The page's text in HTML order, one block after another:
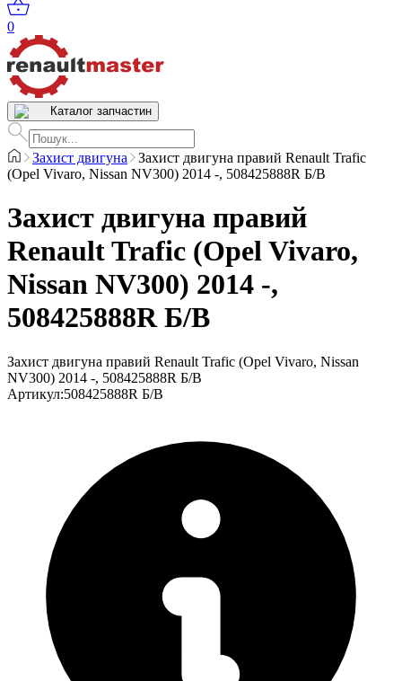
0
Каталог запчастин
Захист двигуна
Захист двигуна правий Renault Trafic
(Opel Vivaro, Nissan NV300) 2014 -, 508425888R Б/В
Захист двигуна правий
Renault Trafic (Opel Vivaro,
Nissan NV300) 2014 -,
508425888R Б/В
Захист двигуна правий Renault Trafic (Opel Vivaro, Nissan
NV300) 2014 -, 508425888R Б/В
Артикул:508425888R Б/В